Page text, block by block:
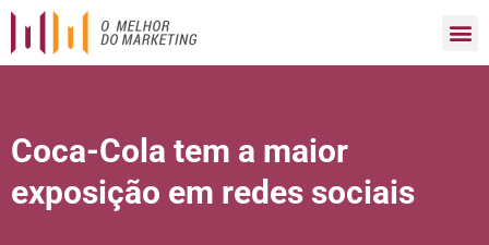
Coca-Cola tem a maior
exposição em redes sociais